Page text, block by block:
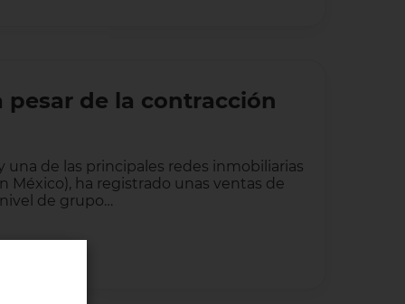
pesar de la contracción
de las principales redes inmobiliarias
México), ha registrado unas ventas de
de grupo…